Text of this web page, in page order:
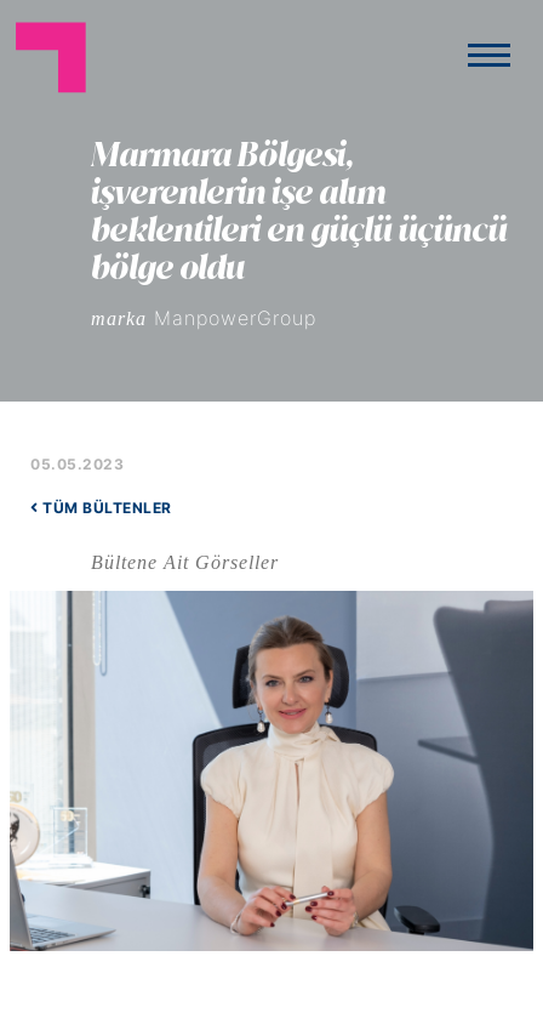
Marmara Bölgesi,
işverenlerin işe alım
beklentileri en güçlü üçüncü
bölge oldu
marka ManpowerGroup
05.05.2023
TÜM BÜLTENLER
Bültene Ait Görseller